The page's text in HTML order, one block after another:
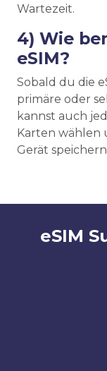
Wartezeit.
4) Wie
eSIM?
Sobald du die
primäre oder
kannst auch
Karten wählen
Gerät
eSIM